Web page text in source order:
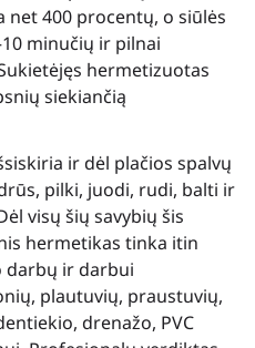
400 procentų, o siūlės
minučių ir pilnai
hermetizuotas
siekiančią
ir dėl plačios spalvų
pilki, juodi, rudi, balti ir
visų šių savybių šis
hermetikas tinka itin
darbų ir darbui
plautuvių, praustuvių,
drenažo, PVC